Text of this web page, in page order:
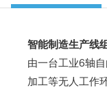
智能制造生产线
由一台工业6轴
加工等无人工作